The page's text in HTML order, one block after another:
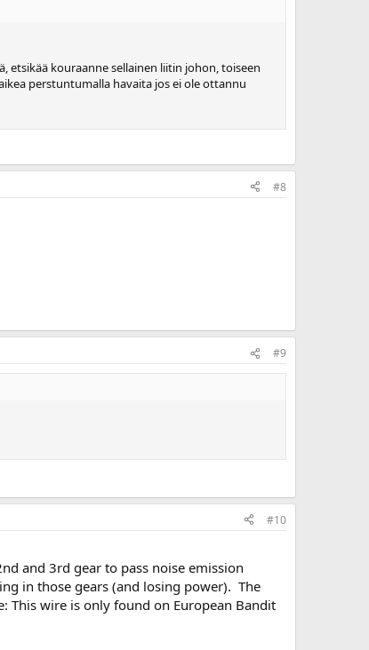
etsikää kouraanne sellainen liitin johon, toiseen
perstuntumalla havaita jos ei ole ottannu
#8
#9
#10
and 3rd gear to pass noise emission
in those gears (and losing power). The
This wire is only found on European Bandit